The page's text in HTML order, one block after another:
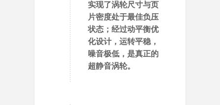
实现了涡轮尺寸与页
片密度处于最佳负压
状态；经过动平衡优
化设计，运转平稳，
噪音极低，是真正的
超静音涡轮。